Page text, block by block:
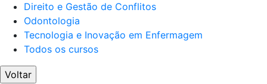
Direito e Gestão de Conflitos
Odontologia
Tecnologia e Inovação em Enfermagem
Todos os cursos
Voltar